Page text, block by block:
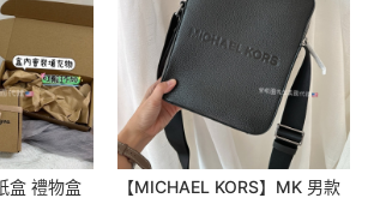
盒 禮物盒
【MICHAEL KORS】MK 男款